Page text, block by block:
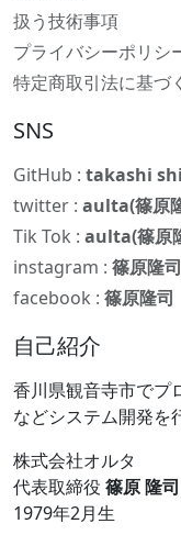
扱う技術事項
プライバシーポリシ
特定商取引法に基づ
SNS
GitHub : takashi
twitter : aulta(篠原
Tik Tok : aulta(篠原
instagram : 篠原隆司
facebook : 篠原隆司
自己紹介
香川県観音寺市でプ
などシステム開発を
株式会社オルタ
代表取締役 篠原 隆司
1979年2月生